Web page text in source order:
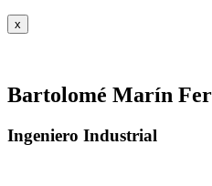
x
Bartolomé Marín
Ingeniero Industrial